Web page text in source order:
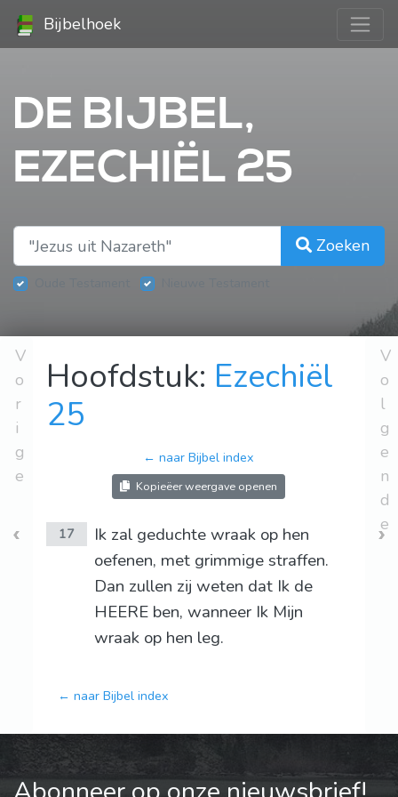
Bijbelhoek
DE BIJBEL,
EZECHIËL 25
Zoeken
V
o
r
i
g
e
Hoofdstuk: Ezechiël
25
← naar Bijbel index
Kopieëer weergave openen
17
Ik zal geduchte wraak op hen
oefenen, met grimmige straffen.
Dan zullen zij weten dat Ik de
HEERE ben, wanneer Ik Mijn
wraak op hen leg.
← naar Bijbel index
V
o
l
g
e
n
d
e